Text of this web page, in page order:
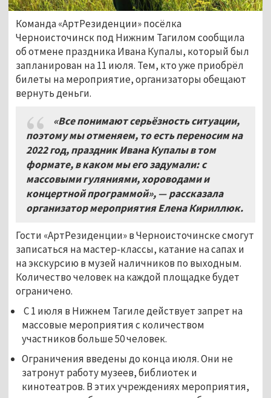
Команда «АртРезиденции» посёлка
Черноисточинск под Нижним Тагилом сообщила
об отмене праздника Ивана Купалы, который был
запланирован на 11 июля. Тем, кто уже приобрёл
билеты на мероприятие, организаторы обещают
вернуть деньги.
«Все понимают серьёзность ситуации,
поэтому мы отменяем, то есть переносим на
2022 год, праздник Ивана Купалы в том
формате, в каком мы его задумали: с
массовыми гуляниями, хороводами и
концертной программой», — рассказала
организатор мероприятия Елена Кириллюк.
Гости «АртРезиденции» в Черноисточинске смогут
записаться на мастер-классы, катание на сапах и
на экскурсию в музей наличников по выходным.
Количество человек на каждой площадке будет
ограничено.
С 1 июля в Нижнем Тагиле действует запрет на
массовые мероприятия с количеством
участников больше 50 человек.
Ограничения введены до конца июля. Они не
затронут работу музеев, библиотек и
кинотеатров. В этих учреждениях мероприятия,